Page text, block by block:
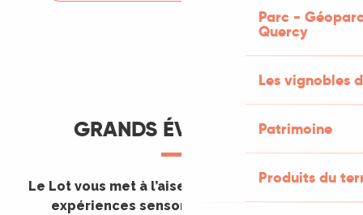
Parc -
Quercy
Les vignobles
Patrimoine
Produits du
GRANDS ÉVÈNEMENTS
Le Lot vous met à l’aise en vous invitant à des
expériences sensorielles étonnantes !